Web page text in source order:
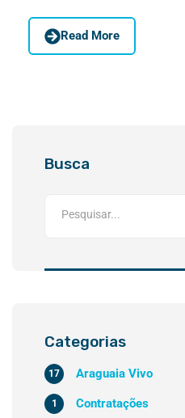
Read More
Busca
Categorias
Araguaia Vivo
17
Contratações
1